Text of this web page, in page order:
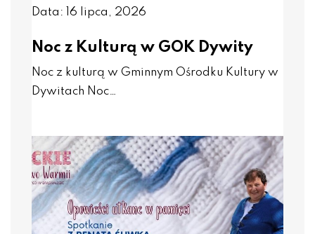
Data: 16 lipca, 2026
Noc z Kulturą w GOK Dywity
Noc z kulturą w Gminnym Ośrodku Kultury w
Dywitach Noc…